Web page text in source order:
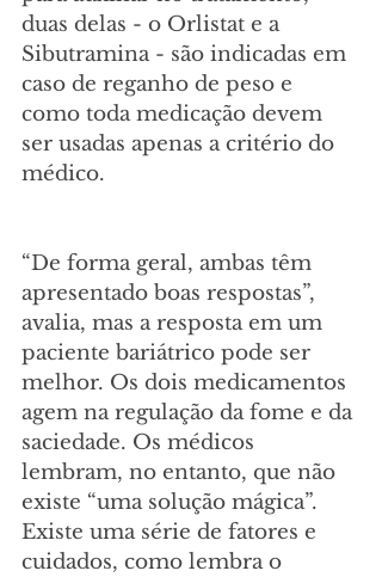
duas delas - o Orlistat e a
Sibutramina - são indicadas em
caso de reganho de peso e
como toda medicação devem
ser usadas apenas a critério do
médico.
“De forma geral, ambas têm
apresentado boas respostas”,
avalia, mas a resposta em um
paciente bariátrico pode ser
melhor. Os dois medicamentos
agem na regulação da fome e da
saciedade. Os médicos
lembram, no entanto, que não
existe “uma solução mágica”.
Existe uma série de fatores e
cuidados, como lembra o